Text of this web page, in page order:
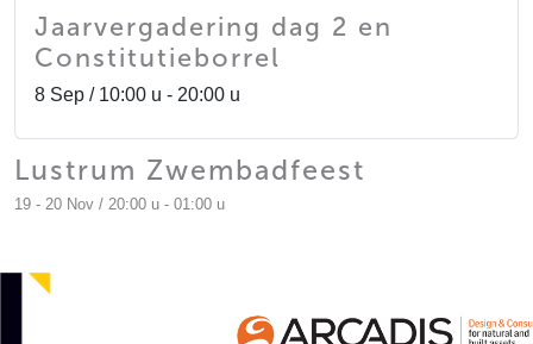
Jaarvergadering dag 2 en
Constitutieborrel
8 Sep / 10:00 u - 20:00 u
Lustrum Zwembadfeest
19 - 20 Nov / 20:00 u - 01:00 u